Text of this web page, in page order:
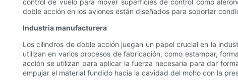
control de vuelo para mover superficies de control como
doble acción en los aviones están diseñados para soportar
Industria manufacturera
Los cilindros de doble acción juegan un papel crucial en la
utilizan en varios procesos de fabricación, como estampar,
acción se utilizan para aplicar la fuerza necesaria para dar
empujar el material fundido hacia la cavidad del moho con la